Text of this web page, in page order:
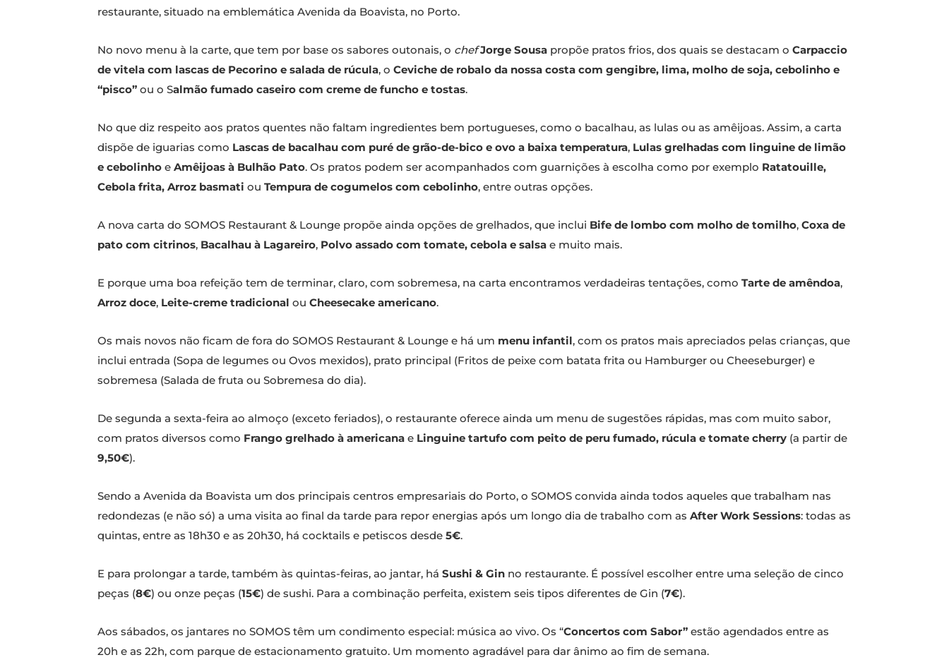
restaurante, situado na emblemática Avenida da Boavista, no Porto.
No novo menu à la carte, que tem por base os sabores outonais, o chef Jorge Sousa propõe pratos frios, dos quais se destacam o Carpaccio
de vitela com lascas de Pecorino e salada de rúcula, o Ceviche de robalo da nossa costa com gengibre, lima, molho de soja, cebolinho e
“pisco” ou o Salmão fumado caseiro com creme de funcho e tostas.
No que diz respeito aos pratos quentes não faltam ingredientes bem portugueses, como o bacalhau, as lulas ou as amêijoas. Assim, a carta
dispõe de iguarias como Lascas de bacalhau com puré de grão-de-bico e ovo a baixa temperatura, Lulas grelhadas com linguine de limão
e cebolinho e Amêijoas à Bulhão Pato. Os pratos podem ser acompanhados com guarnições à escolha como por exemplo Ratatouille,
Cebola frita, Arroz basmati ou Tempura de cogumelos com cebolinho, entre outras opções.
A nova carta do SOMOS Restaurant & Lounge propõe ainda opções de grelhados, que inclui Bife de lombo com molho de tomilho, Coxa de
pato com citrinos, Bacalhau à Lagareiro, Polvo assado com tomate, cebola e salsa e muito mais.
E porque uma boa refeição tem de terminar, claro, com sobremesa, na carta encontramos verdadeiras tentações, como Tarte de amêndoa,
Arroz doce, Leite-creme tradicional ou Cheesecake americano.
Os mais novos não ficam de fora do SOMOS Restaurant & Lounge e há um menu infantil, com os pratos mais apreciados pelas crianças, que
inclui entrada (Sopa de legumes ou Ovos mexidos), prato principal (Fritos de peixe com batata frita ou Hamburger ou Cheeseburger) e
sobremesa (Salada de fruta ou Sobremesa do dia).
De segunda a sexta-feira ao almoço (exceto feriados), o restaurante oferece ainda um menu de sugestões rápidas, mas com muito sabor,
com pratos diversos como Frango grelhado à americana e Linguine tartufo com peito de peru fumado, rúcula e tomate cherry (a partir de
9,50€).
Sendo a Avenida da Boavista um dos principais centros empresariais do Porto, o SOMOS convida ainda todos aqueles que trabalham nas
redondezas (e não só) a uma visita ao final da tarde para repor energias após um longo dia de trabalho com as After Work Sessions: todas as
quintas, entre as 18h30 e as 20h30, há cocktails e petiscos desde 5€.
E para prolongar a tarde, também às quintas-feiras, ao jantar, há Sushi & Gin no restaurante. É possível escolher entre uma seleção de cinco
peças (8€) ou onze peças (15€) de sushi. Para a combinação perfeita, existem seis tipos diferentes de Gin (7€).
Aos sábados, os jantares no SOMOS têm um condimento especial: música ao vivo. Os “Concertos com Sabor” estão agendados entre as
20h e as 22h, com parque de estacionamento gratuito. Um momento agradável para dar ânimo ao fim de semana.